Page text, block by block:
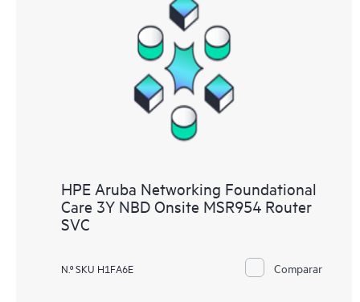
HPE Aruba Networking Foundational
Care 3Y NBD Onsite MSR954 Router
SVC
N.º SKU H1FA6E Comparar